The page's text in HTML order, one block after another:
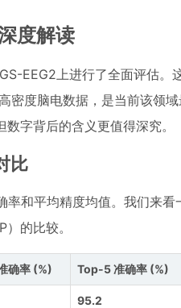
度解读
EEG2上进行了全面评估
密度脑电数据，是当前该领
字背后的含义更值得深究。
比
和平均精度均值。我们来
的比较。
确率 (%) Top-5 准确率 (%)
95.2